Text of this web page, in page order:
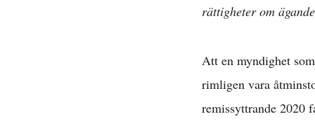
rättigheter om
Att en myndighet
rimligen vara
remissyttrande 2020